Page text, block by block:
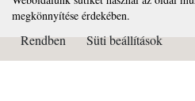
megkönnyítése érdekében.
Rendben Süti beállítások